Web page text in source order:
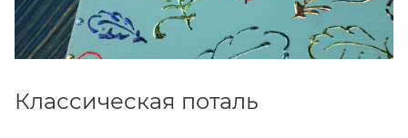
Классическая поталь